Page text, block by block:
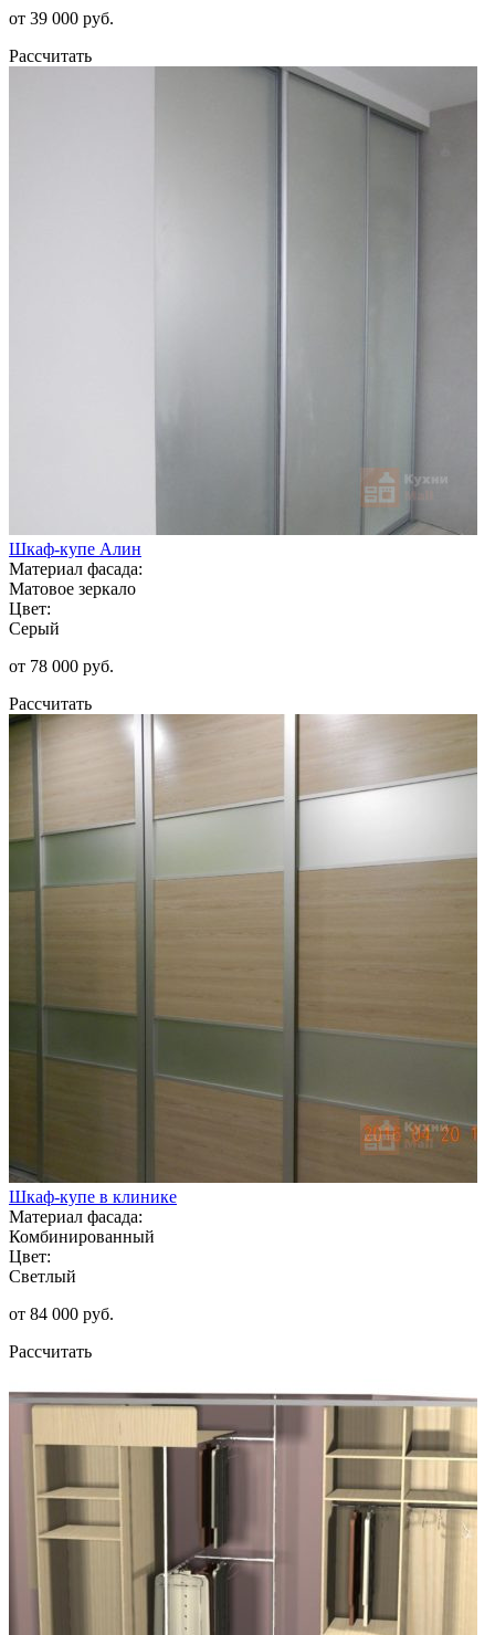
от 39 000 руб.
Рассчитать
Шкаф-купе Алин
Материал фасада:
Матовое зеркало
Цвет:
Серый
от 78 000 руб.
Рассчитать
Шкаф-купе в клинике
Материал фасада:
Комбинированный
Цвет:
Светлый
от 84 000 руб.
Рассчитать